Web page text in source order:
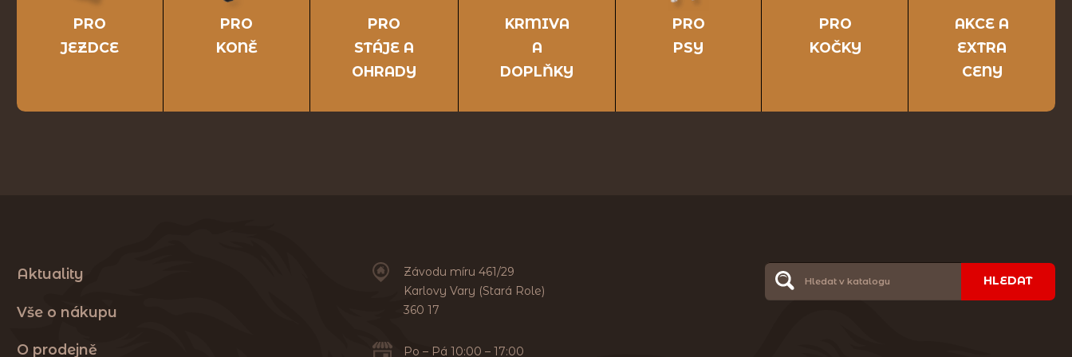
PRO
JEZDCE
PRO
KONĚ
PRO
STÁJE A
OHRADY
KRMIVA
A
DOPLŇKY
PRO
PSY
PRO
KOČKY
AKCE A
EXTRA
CENY
Aktuality
Vše o nákupu
O prodejně
Závodu míru 461/29
Karlovy Vary (Stará Role)
360 17
Po – Pá 10:00 – 17:00
HLEDAT